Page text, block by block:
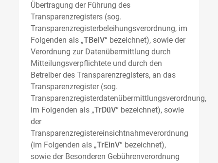
Übertragung der Führung des
Transparenzregisters (sog.
Transparenzregisterbeleihungsverordnung, im
Folgenden als „TBelV“ bezeichnet), sowie der
Verordnung zur Datenübermittlung durch
Mitteilungsverpflichtete und durch den
Betreiber des Transparenzregisters, an das
Transparenzregister (sog.
Transparenzregisterdatenübermittlungsverordnung,
im Folgenden als „TrDüV“ bezeichnet), sowie
der
Transparenzregistereinsichtnahmeverordnung
(im Folgenden als „TrEinV“ bezeichnet),
sowie der Besonderen Gebührenverordnung